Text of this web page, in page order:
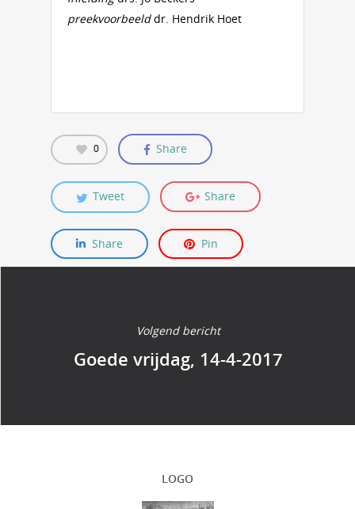
preekvoorbeelddr. Hendrik Hoet
0 Share
Tweet Share
Share Pin
Volgend bericht
Goede vrijdag, 14-4-2017
LOGO